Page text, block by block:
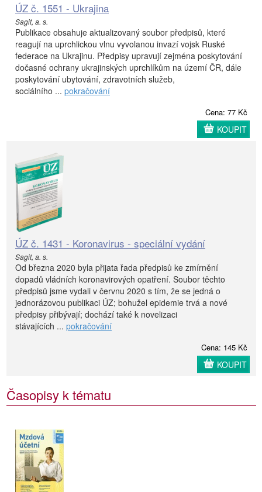
ÚZ č. 1551 - Ukrajina
Sagit, a. s.
Publikace obsahuje aktualizovaný soubor předpisů, které
reagují na uprchlickou vlnu vyvolanou invazí vojsk Ruské
federace na Ukrajinu. Předpisy upravují zejména poskytování
dočasné ochrany ukrajinských uprchlíkům na území ČR, dále
poskytování ubytování, zdravotních služeb,
sociálního ... pokračování
Cena: 77 Kč
KOUPIT
ÚZ č. 1431 - Koronavirus - speciální vydání
Sagit, a. s.
Od března 2020 byla přijata řada předpisů ke zmírnění
dopadů vládních koronavirových opatření. Soubor těchto
předpisů jsme vydali v červnu 2020 s tím, že se jedná o
jednorázovou publikaci ÚZ; bohužel epidemie trvá a nové
předpisy přibývají; dochází také k novelizaci
stávajících ... pokračování
Cena: 145 Kč
KOUPIT
Časopisy k tématu